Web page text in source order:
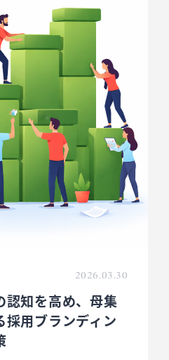
2026.03.30
認知を高め、母集
採用ブランディン